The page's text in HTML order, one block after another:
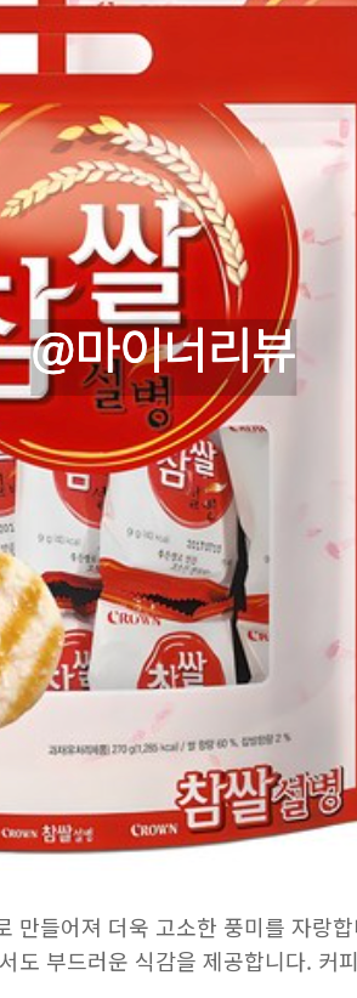
만들어져 더욱 고소한 풍미를 자랑
도 부드러운 식감을 제공합니다. 커